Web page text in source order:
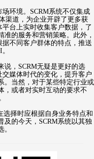
环境。SCRM系统不仅集成
渠道，为企业开辟了更多获
台上实时收集客户数据，了
的服务和营销策略。此外，
不同客户群体的特点，推送
说，SCRM无疑是更好的选
媒体时代的变化，提升客户
。当然，对于某些特定行业或
，或者对实时互动的要求不
选择时应根据自身业务特点和
及的今天，SCRM系统以其独